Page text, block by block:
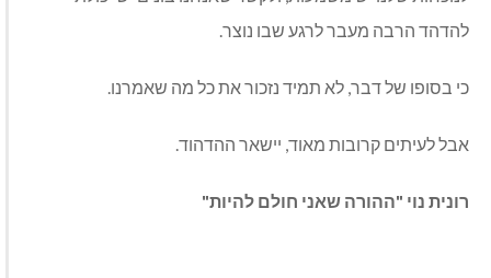
להדהד הרבה מעבר לרגע שבו נוצר.
כי בסופו של דבר, לא תמיד נזכור את כל מה שאמרנו.
אבל לעיתים קרובות מאוד, יישאר ההדהוד.
רונית נוי "ההורה שאני חולם להיות"